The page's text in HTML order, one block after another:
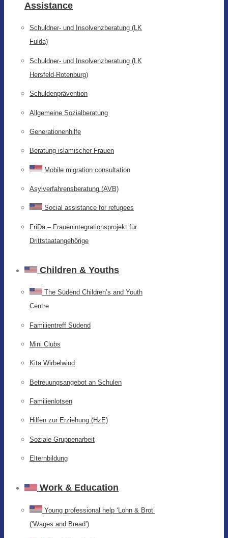
Assistance
Schuldner- und Insolvenzberatung (LK
Fulda)
Schuldner- und Insolvenzberatung (LK
Hersfeld-Rotenburg)
Schuldenprävention
Allgemeine Sozialberatung
Generationenhilfe
Beratung islamischer Frauen
Mobile migration consultation
Asylverfahrensberatung (AVB)
Social assistance for refugees
FriDa – Frauenintegrationsprojekt für
Drittstaatangehörige
Children & Youths
The Südend Children’s and Youth
Centre
Familientreff Südend
Mini Clubs
Kita Wirbelwind
Betreuungsangebot an Schulen
Familienlotsen
Hilfen zur Erziehung (HzE)
Soziale Gruppenarbeit
Elternbildung
Work & Education
Young professional help ‘Lohn & Brot’
(‘Wages and Bread’)